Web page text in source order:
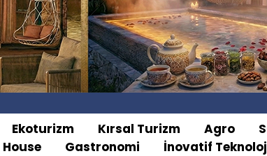
Ekoturizm Kırsal Turizm Agro
Gastronomi İnovatif